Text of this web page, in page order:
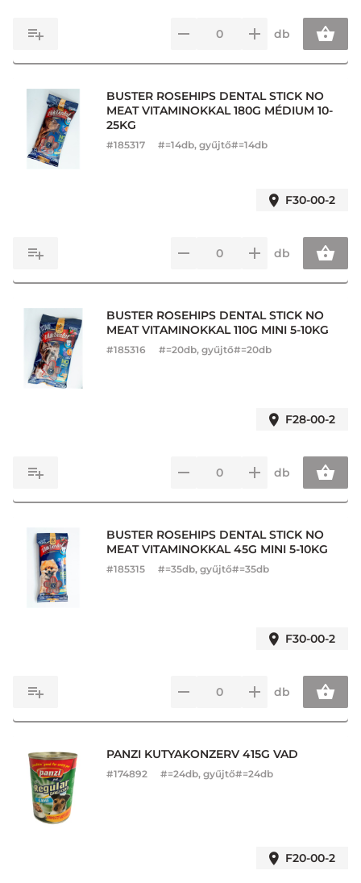
db
BUSTER ROSEHIPS DENTAL STICK NO
MEAT VITAMINOKKAL 180G MÉDIUM 10-
25KG
#185317 #=14db, gyűjtő#=14db
F30-00-2
db
BUSTER ROSEHIPS DENTAL STICK NO
MEAT VITAMINOKKAL 110G MINI 5-10KG
#185316 #=20db, gyűjtő#=20db
F28-00-2
db
BUSTER ROSEHIPS DENTAL STICK NO
MEAT VITAMINOKKAL 45G MINI 5-10KG
#185315 #=35db, gyűjtő#=35db
F30-00-2
db
PANZI KUTYAKONZERV 415G VAD
#174892 #=24db, gyűjtő#=24db
F20-00-2